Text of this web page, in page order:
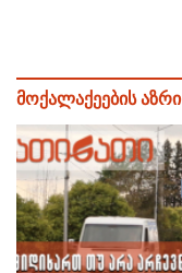
მოქალაქეების აზრი